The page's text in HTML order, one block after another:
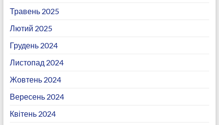
Травень 2025
Лютий 2025
Грудень 2024
Листопад 2024
Жовтень 2024
Вересень 2024
Квітень 2024